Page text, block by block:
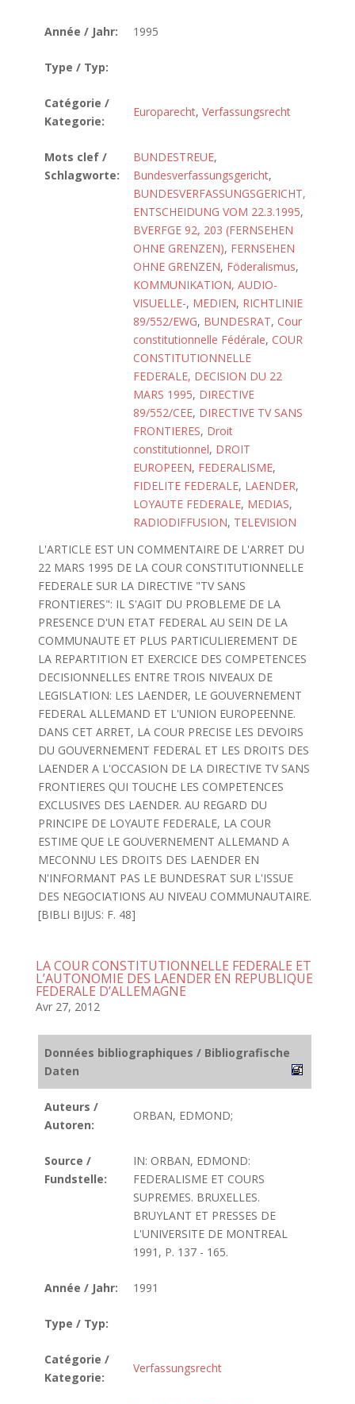
Année / Jahr: 1995
Type / Typ:
Catégorie /
Kategorie:
Europarecht, Verfassungsrecht
Mots clef /
Schlagworte:
BUNDESTREUE,
Bundesverfassungsgericht,
BUNDESVERFASSUNGSGERICHT,
ENTSCHEIDUNG VOM 22.3.1995,
BVERFGE 92, 203 (FERNSEHEN
OHNE GRENZEN), FERNSEHEN
OHNE GRENZEN, Föderalismus,
KOMMUNIKATION, AUDIO-
VISUELLE-, MEDIEN, RICHTLINIE
89/552/EWG, BUNDESRAT, Cour
constitutionnelle Fédérale, COUR
CONSTITUTIONNELLE
FEDERALE, DECISION DU 22
MARS 1995, DIRECTIVE
89/552/CEE, DIRECTIVE TV SANS
FRONTIERES, Droit
constitutionnel, DROIT
EUROPEEN, FEDERALISME,
FIDELITE FEDERALE, LAENDER,
LOYAUTE FEDERALE, MEDIAS,
RADIODIFFUSION, TELEVISION
L'ARTICLE EST UN COMMENTAIRE DE L'ARRET DU
22 MARS 1995 DE LA COUR CONSTITUTIONNELLE
FEDERALE SUR LA DIRECTIVE "TV SANS
FRONTIERES": IL S'AGIT DU PROBLEME DE LA
PRESENCE D'UN ETAT FEDERAL AU SEIN DE LA
COMMUNAUTE ET PLUS PARTICULIEREMENT DE
LA REPARTITION ET EXERCICE DES COMPETENCES
DECISIONNELLES ENTRE TROIS NIVEAUX DE
LEGISLATION: LES LAENDER, LE GOUVERNEMENT
FEDERAL ALLEMAND ET L'UNION EUROPEENNE.
DANS CET ARRET, LA COUR PRECISE LES DEVOIRS
DU GOUVERNEMENT FEDERAL ET LES DROITS DES
LAENDER A L'OCCASION DE LA DIRECTIVE TV SANS
FRONTIERES QUI TOUCHE LES COMPETENCES
EXCLUSIVES DES LAENDER. AU REGARD DU
PRINCIPE DE LOYAUTE FEDERALE, LA COUR
ESTIME QUE LE GOUVERNEMENT ALLEMAND A
MECONNU LES DROITS DES LAENDER EN
N'INFORMANT PAS LE BUNDESRAT SUR L'ISSUE
DES NEGOCIATIONS AU NIVEAU COMMUNAUTAIRE.
[BIBLI BIJUS: F. 48]
LA COUR CONSTITUTIONNELLE FEDERALE ET
L’AUTONOMIE DES LAENDER EN REPUBLIQUE
FEDERALE D’ALLEMAGNE
Avr 27, 2012
Données bibliographiques / Bibliografische
Daten
Auteurs /
Autoren:
ORBAN, EDMOND;
Source /
Fundstelle:
IN: ORBAN, EDMOND:
FEDERALISME ET COURS
SUPREMES. BRUXELLES.
BRUYLANT ET PRESSES DE
L'UNIVERSITE DE MONTREAL
1991, P. 137 - 165.
Année / Jahr: 1991
Type / Typ:
Catégorie /
Kategorie:
Verfassungsrecht